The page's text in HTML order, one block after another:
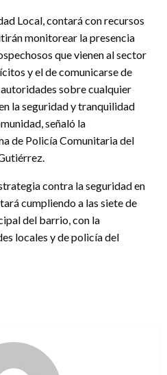
Local, contará con recursos
monitorear la presencia
que vienen al sector
y el de comunicarse de
sobre cualquier
la seguridad y tranquilidad
señaló la
de Policía Comunitaria del
contra la seguridad en
cumpliendo a las siete de
del barrio, con la
locales y de policía del